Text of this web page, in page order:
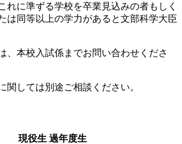
れに準ずる学校を卒業見込みの者もしく
は同等以上の学力があると文部科学大臣
、本校入試係までお問い合わせくださ
関しては別途ご相談ください。
現役生 過年度生